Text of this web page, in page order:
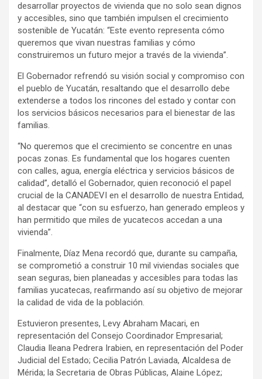
desarrollar proyectos de vivienda que no solo sean dignos
y accesibles, sino que también impulsen el crecimiento
sostenible de Yucatán: “Este evento representa cómo
queremos que vivan nuestras familias y cómo
construiremos un futuro mejor a través de la vivienda”.
El Gobernador refrendó su visión social y compromiso con
el pueblo de Yucatán, resaltando que el desarrollo debe
extenderse a todos los rincones del estado y contar con
los servicios básicos necesarios para el bienestar de las
familias.
“No queremos que el crecimiento se concentre en unas
pocas zonas. Es fundamental que los hogares cuenten
con calles, agua, energía eléctrica y servicios básicos de
calidad”, detalló el Gobernador, quien reconoció el papel
crucial de la CANADEVI en el desarrollo de nuestra Entidad,
al destacar que “con su esfuerzo, han generado empleos y
han permitido que miles de yucatecos accedan a una
vivienda”.
Finalmente, Díaz Mena recordó que, durante su campaña,
se comprometió a construir 10 mil viviendas sociales que
sean seguras, bien planeadas y accesibles para todas las
familias yucatecas, reafirmando así su objetivo de mejorar
la calidad de vida de la población.
Estuvieron presentes, Levy Abraham Macari, en
representación del Consejo Coordinador Empresarial;
Claudia Ileana Pedrera Irabien, en representación del Poder
Judicial del Estado; Cecilia Patrón Laviada, Alcaldesa de
Mérida; la Secretaria de Obras Públicas, Alaine López;